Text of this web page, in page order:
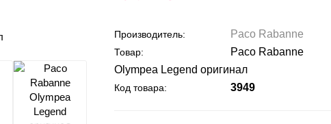
Производитель: Paco Rabanne
Товар:
Paco Rabanne
Olympea Legend оригинал
Код товара: 3949